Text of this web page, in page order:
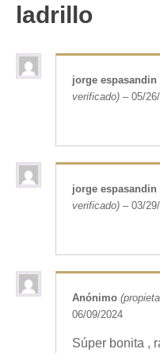
ladrillo
jorge espasandin
verificado) – 05/
jorge espasandin
verificado) – 03/
Anónimo
06/09/2024
Súper bonita ,